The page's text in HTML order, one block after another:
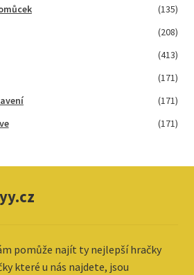
(135)
(208)
(413)
(171)
(171)
(171)
pomůže najít ty nejlepší hračky
které u nás najdete, jsou